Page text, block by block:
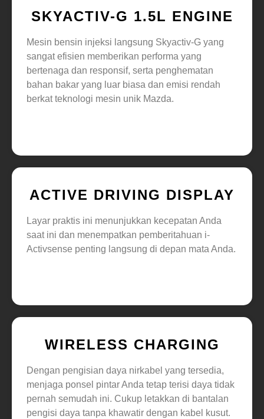
SKYACTIV-G 1.5L ENGINE
Mesin bensin injeksi langsung Skyactiv-G yang
sangat efisien memberikan performa yang
bertenaga dan responsif, serta penghematan
bahan bakar yang luar biasa dan emisi rendah
berkat teknologi mesin unik Mazda.
ACTIVE DRIVING DISPLAY
Layar praktis ini menunjukkan kecepatan Anda
saat ini dan menempatkan pemberitahuan i-
Activsense penting langsung di depan mata Anda.
WIRELESS CHARGING
Dengan pengisian daya nirkabel yang tersedia,
menjaga ponsel pintar Anda tetap terisi daya tidak
pernah semudah ini. Cukup letakkan di bantalan
pengisi daya tanpa khawatir dengan kabel kusut.